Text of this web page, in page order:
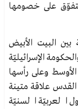
على خصومها
بين البيت الأبيض
الإسرائيليّة
وعلى رأسها
القدس علاقة متينة
العربيّة السنيّة